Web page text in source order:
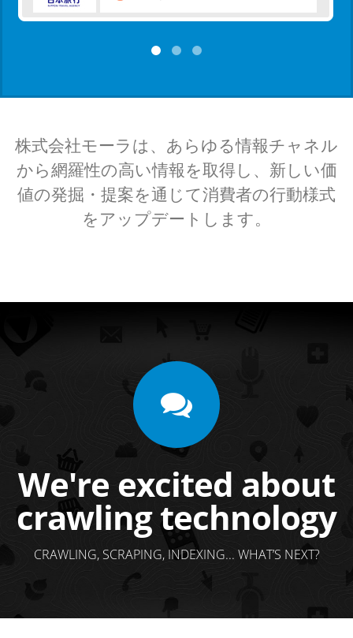
株式会社モーラは、あらゆる情報チャネル
から網羅性の高い情報を取得し、新しい価
値の発掘・提案を通じて消費者の行動様式
をアップデートします。
We're excited about
crawling technology
CRAWLING, SCRAPING, INDEXING... WHAT’S NEXT?